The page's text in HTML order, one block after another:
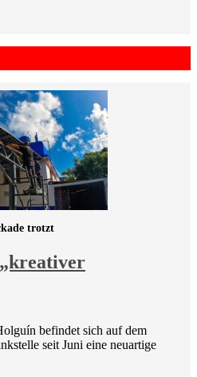
trotzt
befindet sich auf dem
seit Juni eine neuartige